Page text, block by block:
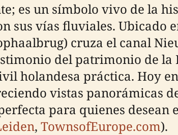
es un símbolo vivo de la
sus vías fluviales. Ubicado
cruza el canal
del patrimonio de la
holandesa práctica. Hoy
vistas panorámicas
para quienes
, TownsofEurope.com).